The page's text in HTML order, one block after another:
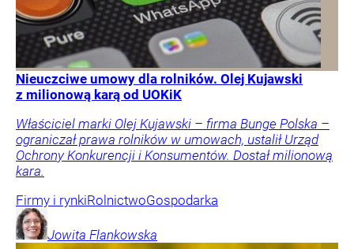
Nieuczciwe umowy dla rolników. Olej Kujawski
z milionową karą od UOKiK
Właściciel marki Olej Kujawski – firma Bunge Polska –
ograniczał prawa rolników w umowach, ustalił Urząd
Ochrony Konkurencji i Konsumentów. Dostał milionową
kara.
Firmy i rynkiRolnictwoGospodarka
Jowita Flankowska